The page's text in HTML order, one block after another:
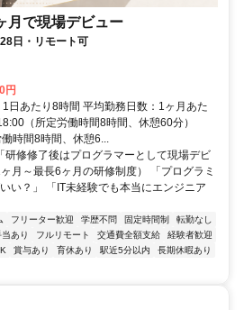
月で現場デビュー
日・リモート可
円
日あたり8時間 平均勤務日数：1ヶ月あた
（所定労働時間8時間、休憩60分）
時間8時間、休憩6...
研修修了後はプログラマーとして現場デビ
月～最長6ヶ月の研修制度） 「プログラミ
い？」 「IT未経験でも本当にエンジニア
フリーター歓迎 学歴不問 固定時間制
転勤なし
あり フルリモート 交通費全額支給
経験者歓迎
賞与あり 育休あり 駅近5分以内
長期休暇あり